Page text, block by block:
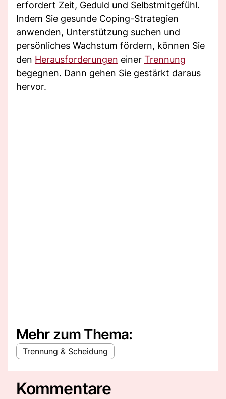
erfordert Zeit, Geduld und Selbstmitgefühl.
Indem Sie gesunde Coping-Strategien
anwenden, Unterstützung suchen und
persönliches Wachstum fördern, können Sie
den Herausforderungen einer Trennung
begegnen. Dann gehen Sie gestärkt daraus
hervor.
Mehr zum Thema:
Trennung & Scheidung
Kommentare